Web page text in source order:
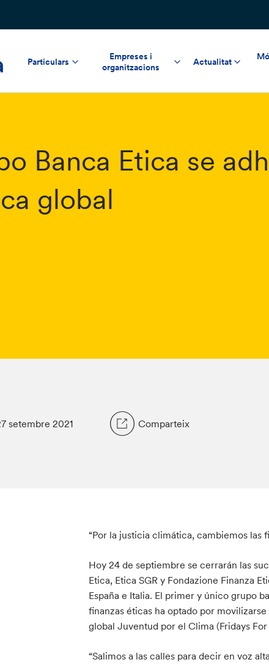
Particulars
Empreses i
organitzacions
Actualitat
Banca Etica se
global
setembre 2021 Comparteix
“Por la justicia climática, cambiemos las
Hoy 24 de septiembre se cerrarán las
Etica, Etica SGR y Fondazione Finanza
España e Italia. El primer y único grupo
finanzas éticas ha optado por
global Juventud por el Clima (Fridays For
“Salimos a las calles para decir en voz